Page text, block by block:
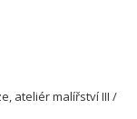
ateliér malířství III /